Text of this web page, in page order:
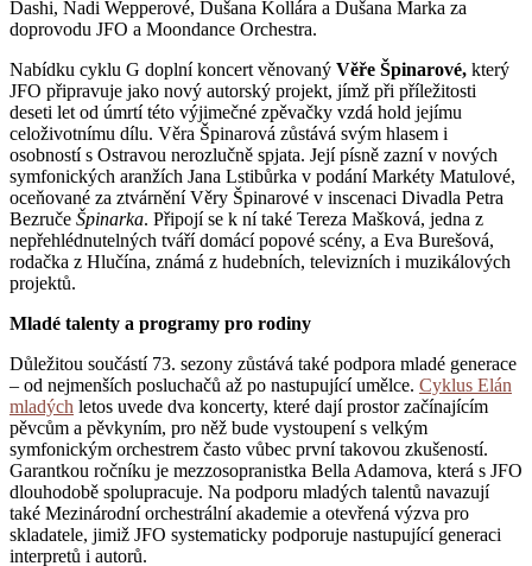
Dashi, Nadi Wepperové, Dušana Kollára a Dušana Marka za
doprovodu JFO a Moondance Orchestra.
Nabídku cyklu G doplní koncert věnovaný Věře Špinarové, který
JFO připravuje jako nový autorský projekt, jímž při příležitosti
deseti let od úmrtí této výjimečné zpěvačky vzdá hold jejímu
celoživotnímu dílu. Věra Špinarová zůstává svým hlasem i
osobností s Ostravou nerozlučně spjata. Její písně zazní v nových
symfonických aranžích Jana Lstibůrka v podání Markéty Matulové,
oceňované za ztvárnění Věry Špinarové v inscenaci Divadla Petra
Bezruče Špinarka. Připojí se k ní také Tereza Mašková, jedna z
nepřehlédnutelných tváří domácí popové scény, a Eva Burešová,
rodačka z Hlučína, známá z hudebních, televizních i muzikálových
projektů.
Mladé talenty a programy pro rodiny
Důležitou součástí 73. sezony zůstává také podpora mladé generace
– od nejmenších posluchačů až po nastupující umělce. Cyklus Elán
mladých letos uvede dva koncerty, které dají prostor začínajícím
pěvcům a pěvkyním, pro něž bude vystoupení s velkým
symfonickým orchestrem často vůbec první takovou zkušeností.
Garantkou ročníku je mezzosopranistka Bella Adamova, která s JFO
dlouhodobě spolupracuje. Na podporu mladých talentů navazují
také Mezinárodní orchestrální akademie a otevřená výzva pro
skladatele, jimiž JFO systematicky podporuje nastupující generaci
interpretů i autorů.